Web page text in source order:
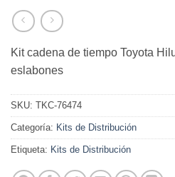
Kit cadena de tiempo Toyota
eslabones
SKU: TKC-76474
Categoría: Kits de Distribución
Etiqueta: Kits de Distribución